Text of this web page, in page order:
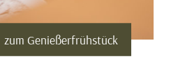
zum Genießerfrühstück